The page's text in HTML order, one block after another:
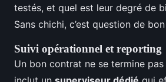
testés, et quel est leur degré de
Sans chichi, c’est question de
Suivi opérationnel et reporting
Un bon contrat ne se termine